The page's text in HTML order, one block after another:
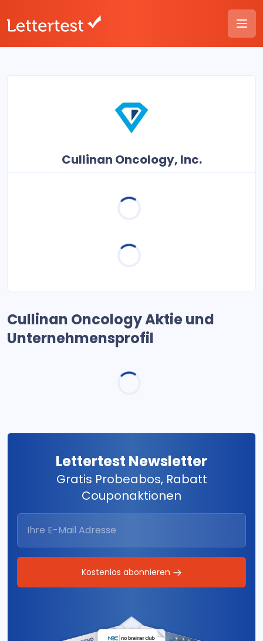
Cullinan Oncology, Inc.
Cullinan Oncology Aktie und
Unternehmensprofil
Lettertest Newsletter
Gratis Probeabos, Rabatt
Couponaktionen
Kostenlos abonnieren